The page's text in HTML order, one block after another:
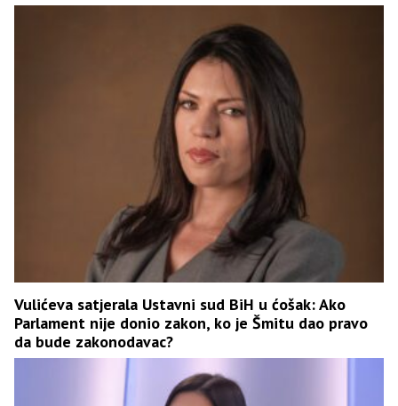
Vulićeva satjerala Ustavni sud BiH u ćošak: Ako
Parlament nije donio zakon, ko je Šmitu dao pravo
da bude zakonodavac?